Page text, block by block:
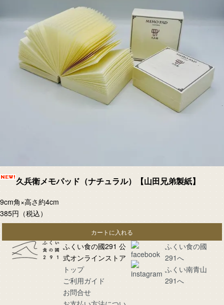
久兵衛メモパッド（ナチュラル）【山田兄弟製紙】
9cm角×高さ約4cm
385円 （税込）
カートに入れる
ふくい食の國291 公
式オンラインストア
トップ
ご利用ガイド
お問合せ
ふくい食の國
291へ
ふくい南青山
291へ